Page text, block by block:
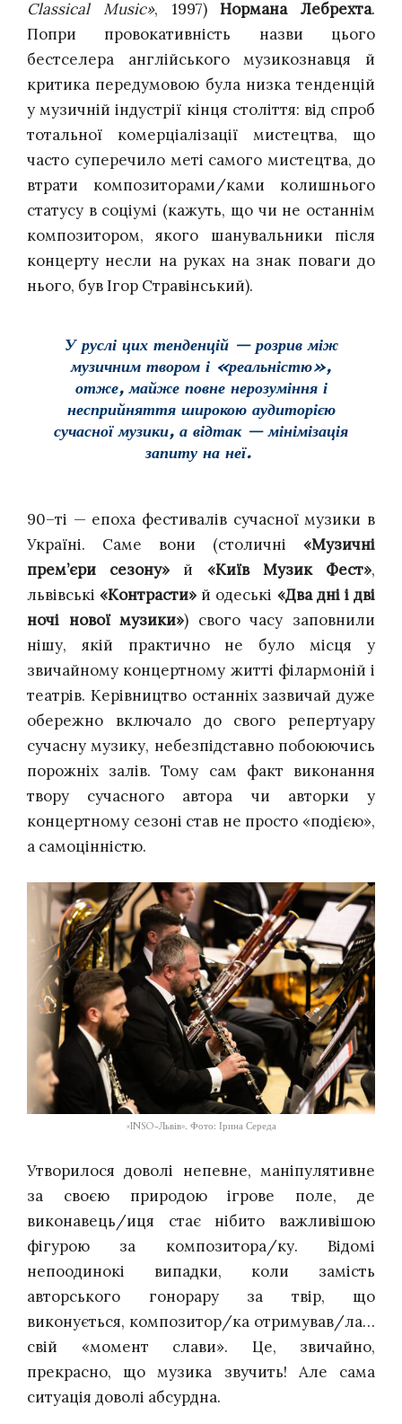
Classical Music», 1997)Нормана Лебрехта.
Попри провокативність назви цього
бестселера англійського музикознавця й
критика передумовою була низка тенденцій
у музичній індустрії кінця століття: від спроб
тотальної комерціалізації мистецтва, що
часто суперечило меті самого мистецтва, до
втрати композиторами/ками колишнього
статусу в соціумі (кажуть, що чи не останнім
композитором, якого шанувальники після
концерту несли на руках на знак поваги до
нього, був Ігор Стравінський).
У руслі цих тенденцій — розрив між
музичним твором і «реальністю»,
отже, майже повне нерозуміння і
несприйняття широкою аудиторією
сучасної музики, а відтак — мінімізація
запиту на неї.
90–ті — епоха фестивалів сучасної музики в
Україні. Саме вони (столичні «Музичні
прем’єри сезону» й «Київ Музик Фест»,
львівські«Контрасти» й одеські «Два дні і дві
ночі нової музики») свого часу заповнили
нішу, якій практично не було місця у
звичайному концертному житті філармоній і
театрів. Керівництво останніх зазвичай дуже
обережно включало до свого репертуару
сучасну музику, небезпідставно побоюючись
порожніх залів. Тому сам факт виконання
твору сучасного автора чи авторки у
концертному сезоні став не просто «подією»,
а самоцінністю.
«INSO-Львів». Фото: Ірина Середа
Утворилося доволі непевне, маніпулятивне
за своєю природою ігрове поле, де
виконавець/иця стає нібито важливішою
фігурою за композитора/ку. Відомі
непоодинокі випадки, коли замість
авторського гонорару за твір, що
виконується, композитор/ка отримував/ла…
свій «момент слави». Це, звичайно,
прекрасно, що музика звучить! Але сама
ситуація доволі абсурдна.